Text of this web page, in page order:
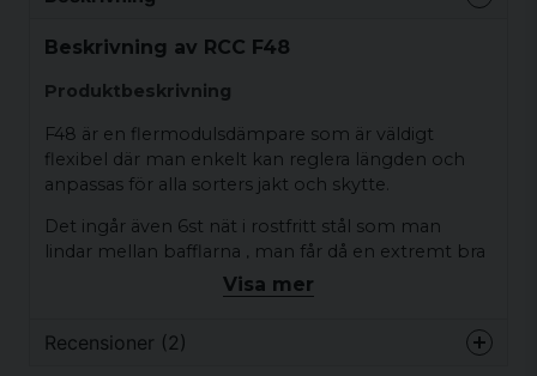
Beskrivning av RCC F48
Produktbeskrivning
F48 är en flermodulsdämpare som är väldigt
flexibel där man enkelt kan reglera längden och
anpassas för alla sorters jakt och skytte.
Det ingår även 6st nät i rostfritt stål som man
lindar mellan bafflarna , man får då en extremt bra
dämpning redan från första skottet.
Modulerna är licensfria och kan köpas separat för
Visa mer
Recensioner (2)